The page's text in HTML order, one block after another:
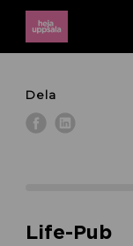
Dela
Life-Pub